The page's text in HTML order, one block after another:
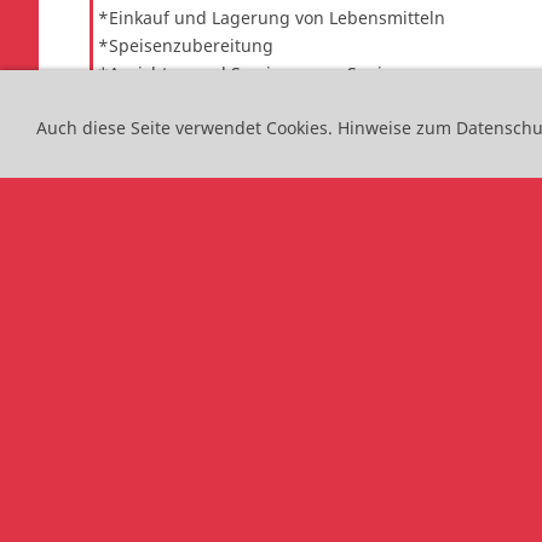
*Einkauf und Lagerung von Lebensmitteln
*Speisenzubereitung
*Anrichten und Servieren von Speisen
*Reinigung und Pflege von Räumen und
*Betreuung und Pflege von Menschen
Auch diese Seite verwendet Cookies. Hinweise zum